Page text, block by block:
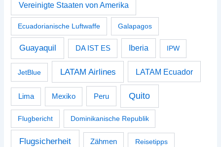
Vereinigte Staaten von Amerika
Ecuadorianische Luftwaffe Galapagos
Guayaquil DA IST ES Iberia IPW
JetBlue LATAM Airlines LATAM Ecuador
Lima Mexiko Peru Quito
Flugbericht Dominikanische Republik
Flugsicherheit Zähmen Reisetipps